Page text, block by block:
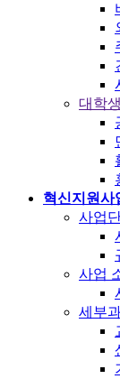
대학
혁신지원사
사업
사업
세부